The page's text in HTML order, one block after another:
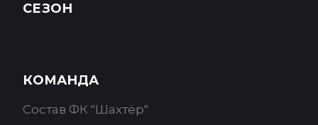
СЕЗОН
КОМАНДА
Состав ФК "Шахтёр"